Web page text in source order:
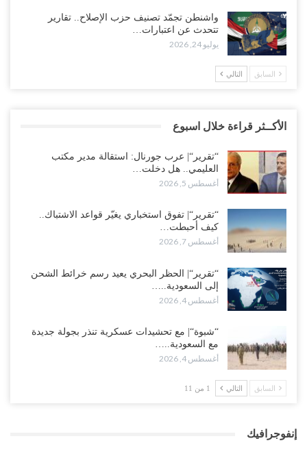
واشنطن تجمّد تصنيف حزب الإصلاح.. تقارير
تتحدث عن اعتبارات…
يوليو 24, 2026
السابق التالي
الأكــثر قراءة خلال اسبوع
“تقرير“| عرب جورنال: استقالة مدير مكتب
العليمي.. هل دخلت…
أغسطس 5, 2026
“تقرير“| تفوق استخباري يغيّر قواعد الاشتباك..
كيف أحبطت…
أغسطس 7, 2026
“تقرير“| الحظر البحري يعيد رسم خرائط الشحن
إلى السعودية..…
أغسطس 4, 2026
“شبوة“| مع تحشيدات عسكرية تنذر بجولة جديدة
مع السعودية..…
أغسطس 4, 2026
السابق التالي 1 من 11
إنفوجرافيك